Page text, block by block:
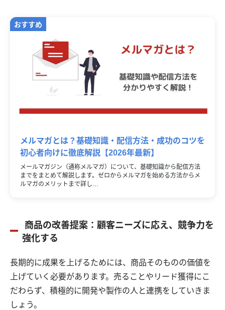
メルマガとは？基礎知識・配信方法・成功のコツを
初心者向けに徹底解説【2026年最新】
メールマガジン（通称メルマガ）について、基礎知識から配信方法
までをまとめて解説します。ゼロからメルマガを始める方法からメ
ルマガのメリットまで詳し…
商品の改善提案：顧客ニーズに応え、競争力を
強化する
長期的に成果を上げるためには、商品そのものの価値を
上げていく必要があります。売ることやリード獲得にこ
だわらず、積極的に開発や製作の人と連携をしていきま
しょう。